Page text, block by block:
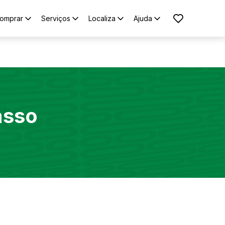
Serviços Localiza Ajuda